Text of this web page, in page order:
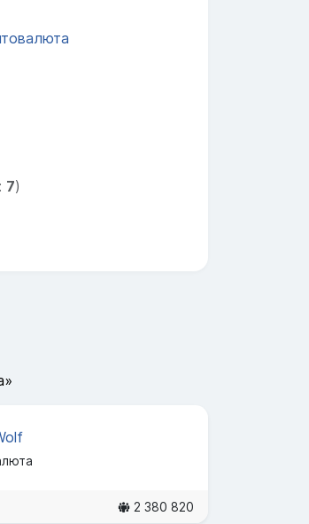
7)
2 380 820